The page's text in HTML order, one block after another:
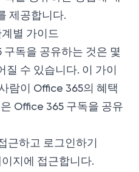
제공합니다.
별 가이드
독을 공유하는 것은 몇
질 수 있습니다. 이 가이
람이 Office 365의 혜택
Office 365 구독을 공유
근하고 로그인하기
지에 접근합니다.